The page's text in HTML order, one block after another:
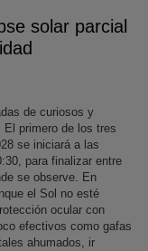
solar parcial
de curiosos y
primero de los tres
se iniciará a las
para finalizar entre
se observe. En
el Sol no esté
ocular con
efectivos como gafas
ahumados, ir